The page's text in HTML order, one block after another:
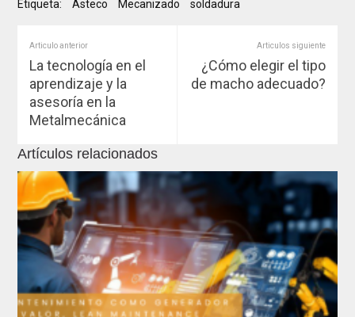
Etiqueta: Asteco Mecanizado soldadura
Articulo anterior
La tecnología en el
aprendizaje y la
asesoría en la
Metalmecánica
Articulos siguiente
¿Cómo elegir el tipo
de macho adecuado?
Artículos relacionados